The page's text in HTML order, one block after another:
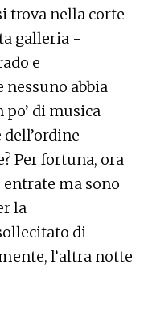
trova nella corte
galleria -
e
nessuno abbia
di musica
Per fortuna, ora
ma sono
la
di
l’altra notte